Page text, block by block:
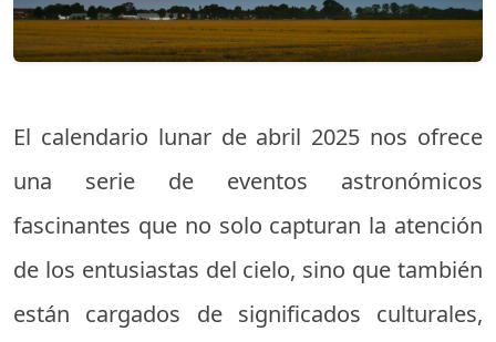
El calendario lunar de abril 2025 nos ofrece
una serie de eventos astronómicos
fascinantes que no solo capturan la atención
de los entusiastas del cielo, sino que también
están cargados de significados culturales,